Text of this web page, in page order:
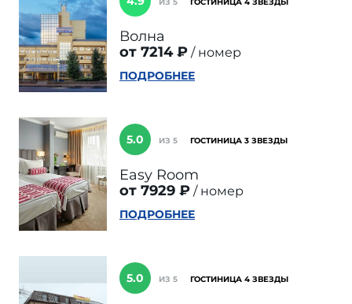
Волна
от 7214 ₽
номер
ПОДРОБНЕЕ
5.0 ИЗ 5 ГОСТИНИЦА 3 ЗВЕЗДЫ
Easy Room
от 7929 ₽
номер
ПОДРОБНЕЕ
5.0 ИЗ 5 ГОСТИНИЦА 4 ЗВЕЗДЫ